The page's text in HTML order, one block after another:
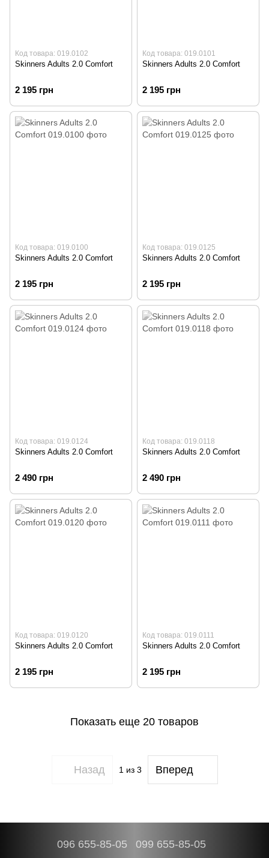
Код товара: 019.0102
Skinners Adults 2.0 Comfort
2 195 грн
Код товара: 019.0101
Skinners Adults 2.0 Comfort
2 195 грн
Код товара: 019.0100
Skinners Adults 2.0 Comfort
2 195 грн
Код товара: 019.0125
Skinners Adults 2.0 Comfort
2 195 грн
Код товара: 019.0124
Skinners Adults 2.0 Comfort
2 490 грн
Код товара: 019.0118
Skinners Adults 2.0 Comfort
2 490 грн
Код товара: 019.0120
Skinners Adults 2.0 Comfort
2 195 грн
Код товара: 019.0111
Skinners Adults 2.0 Comfort
2 195 грн
Показать еще 20 товаров
Назад 1из 3 Вперед
096 655-85-05 099 655-85-05